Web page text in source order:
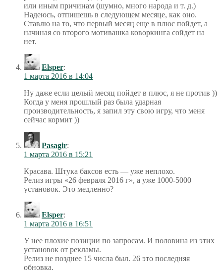
или иным причинам (шумно, много народа и т. д.)
Надеюсь, отпишешь в следующем месяце, как оно.
Ставлю на то, что первый месяц еще в плюс пойдет, а
начиная со второго мотивашка коворкинга сойдет на
нет.
Elsper:
1 марта 2016 в 14:04
Ну даже если целый месяц пойдет в плюс, я не против ))
Когда у меня прошлый раз была ударная
производительность, я запил эту свою игру, что меня
сейчас кормит ))
Pasagir:
1 марта 2016 в 15:21
Красава. Штука баксов есть — уже неплохо.
Релиз игры «26 февраля 2016 г», а уже 1000-5000
установок. Это медленно?
Elsper:
1 марта 2016 в 16:51
У нее плохие позиции по запросам. И половина из этих
установок от рекламы.
Релиз не позднее 15 числа был. 26 это последняя
обновка.